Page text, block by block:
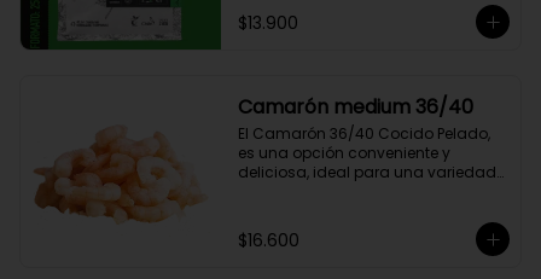
intenso único y con exquisito
Lo diseñamos intencionalmente
para resaltar la intensidad y
generar una gran sinergia si se
añade leche. Se trata de un Blend
con un rico sabor achocolatado.
$13.900
Camarón medium 36/40
El Camarón 36/40 Cocido Pelado,
es una opción conveniente y
deliciosa, ideal para una variedad
camarones son perfectos para
ensaladas, pastas, arroces y
$16.600